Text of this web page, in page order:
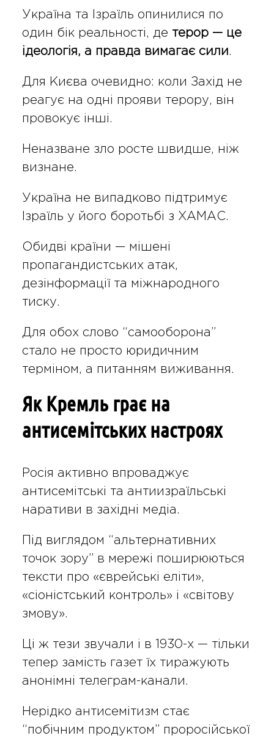
Україна та Ізраїль опинилися по
один бік реальності, де терор — це
ідеологія, а правда вимагає сили
Для Києва очевидно: коли Захід не
реагує на одні прояви терору, він
провокує інші.
Неназване зло росте швидше, ніж
визнане.
Україна не випадково підтримує
Ізраїль у його боротьбі з ХАМАС.
Обидві країни — мішені
пропагандистських атак,
дезінформації та міжнародного
тиску.
Для обох слово “самооборона”
стало не просто юридичним
терміном, а питанням виживання.
Як Кремль грає на
антисемітських настроях
Росія активно впроваджує
антисемітські та антиизраїльські
наративи в західні медіа.
Під виглядом “альтернативних
точок зору” в мережі поширюються
тексти про «єврейські еліти»,
«сіоністський контроль» і «світову
змову».
Ці ж тези звучали і в 1930-х — тільки
тепер замість газет їх тиражують
анонімні телеграм-канали.
Нерідко антисемітизм стає
“побічним продуктом” проросійської